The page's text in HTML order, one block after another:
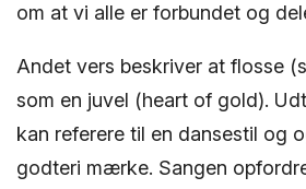
om at vi alle er forbundet og
Andet vers beskriver at flosse
som en juvel (heart of gold).
kan referere til en dansestil og
godteri mærke. Sangen